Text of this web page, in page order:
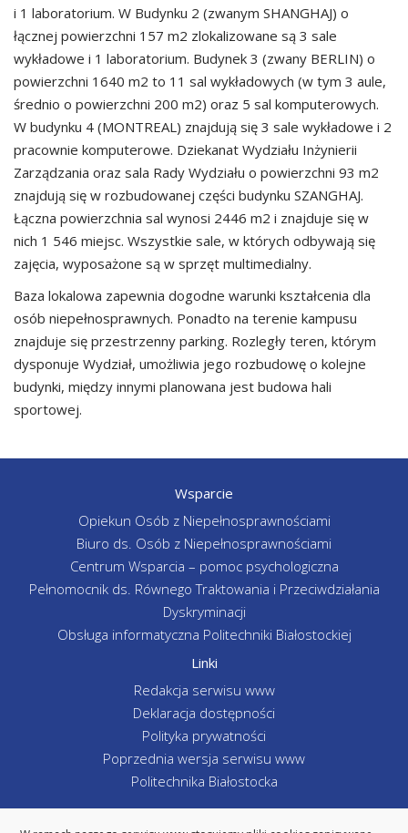
i 1 laboratorium. W Budynku 2 (zwanym SHANGHAJ) o
łącznej powierzchni 157 m2 zlokalizowane są 3 sale
wykładowe i 1 laboratorium. Budynek 3 (zwany BERLIN) o
powierzchni 1640 m2 to 11 sal wykładowych (w tym 3 aule,
średnio o powierzchni 200 m2) oraz 5 sal komputerowych.
W budynku 4 (MONTREAL) znajdują się 3 sale wykładowe i 2
pracownie komputerowe. Dziekanat Wydziału Inżynierii
Zarządzania oraz sala Rady Wydziału o powierzchni 93 m2
znajdują się w rozbudowanej części budynku SZANGHAJ.
Łączna powierzchnia sal wynosi 2446 m2 i znajduje się w
nich 1 546 miejsc. Wszystkie sale, w których odbywają się
zajęcia, wyposażone są w sprzęt multimedialny.
Baza lokalowa zapewnia dogodne warunki kształcenia dla
osób niepełnosprawnych. Ponadto na terenie kampusu
znajduje się przestrzenny parking. Rozległy teren, którym
dysponuje Wydział, umożliwia jego rozbudowę o kolejne
budynki, między innymi planowana jest budowa hali
sportowej.
Wsparcie
Opiekun Osób z Niepełnosprawnościami
Biuro ds. Osób z Niepełnosprawnościami
Centrum Wsparcia – pomoc psychologiczna
Pełnomocnik ds. Równego Traktowania i Przeciwdziałania
Dyskryminacji
Obsługa informatyczna Politechniki Białostockiej
Linki
Redakcja serwisu www
Deklaracja dostępności
Polityka prywatności
Poprzednia wersja serwisu www
Politechnika Białostocka